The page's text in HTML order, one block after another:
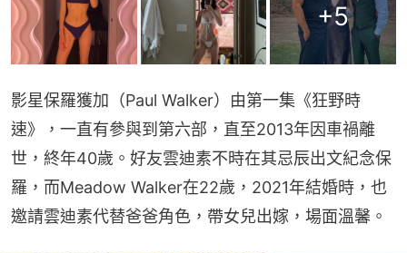
+5
影星保羅獲加（Paul Walker）由第一集《狂野時
速》，一直有參與到第六部，直至2013年因車禍離
世，終年40歲。好友雲迪素不時在其忌辰出文紀念保
羅，而Meadow Walker在22歲，2021年結婚時，也
邀請雲迪素代替爸爸角色，帶女兒出嫁，場面溫馨。